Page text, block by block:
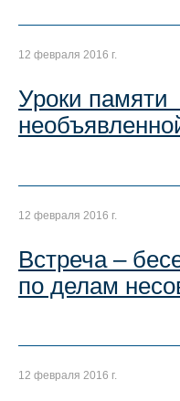
12 февраля 2016 г.
Уроки
12 февраля 2016 г.
Встреча –
по делам
12 февраля 2016 г.